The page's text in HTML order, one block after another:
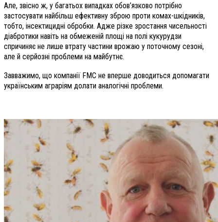
Але, звісно ж, у багатьох випадках обов’язково потрібно
застосувати найбільш ефективну зброю проти комах-шкідників,
тобто, інсектицидні обробки. Адже різке зростання чисельності
діабротики навіть на обмеженій площі на полі кукурудзи
спричиняє не лише втрату частини врожаю у поточному сезоні,
але й серйозні проблеми на майбутнє.
Завважимо, що компанії FMC не вперше доводиться допомагати
українським аграріям долати аналогічні проблеми.